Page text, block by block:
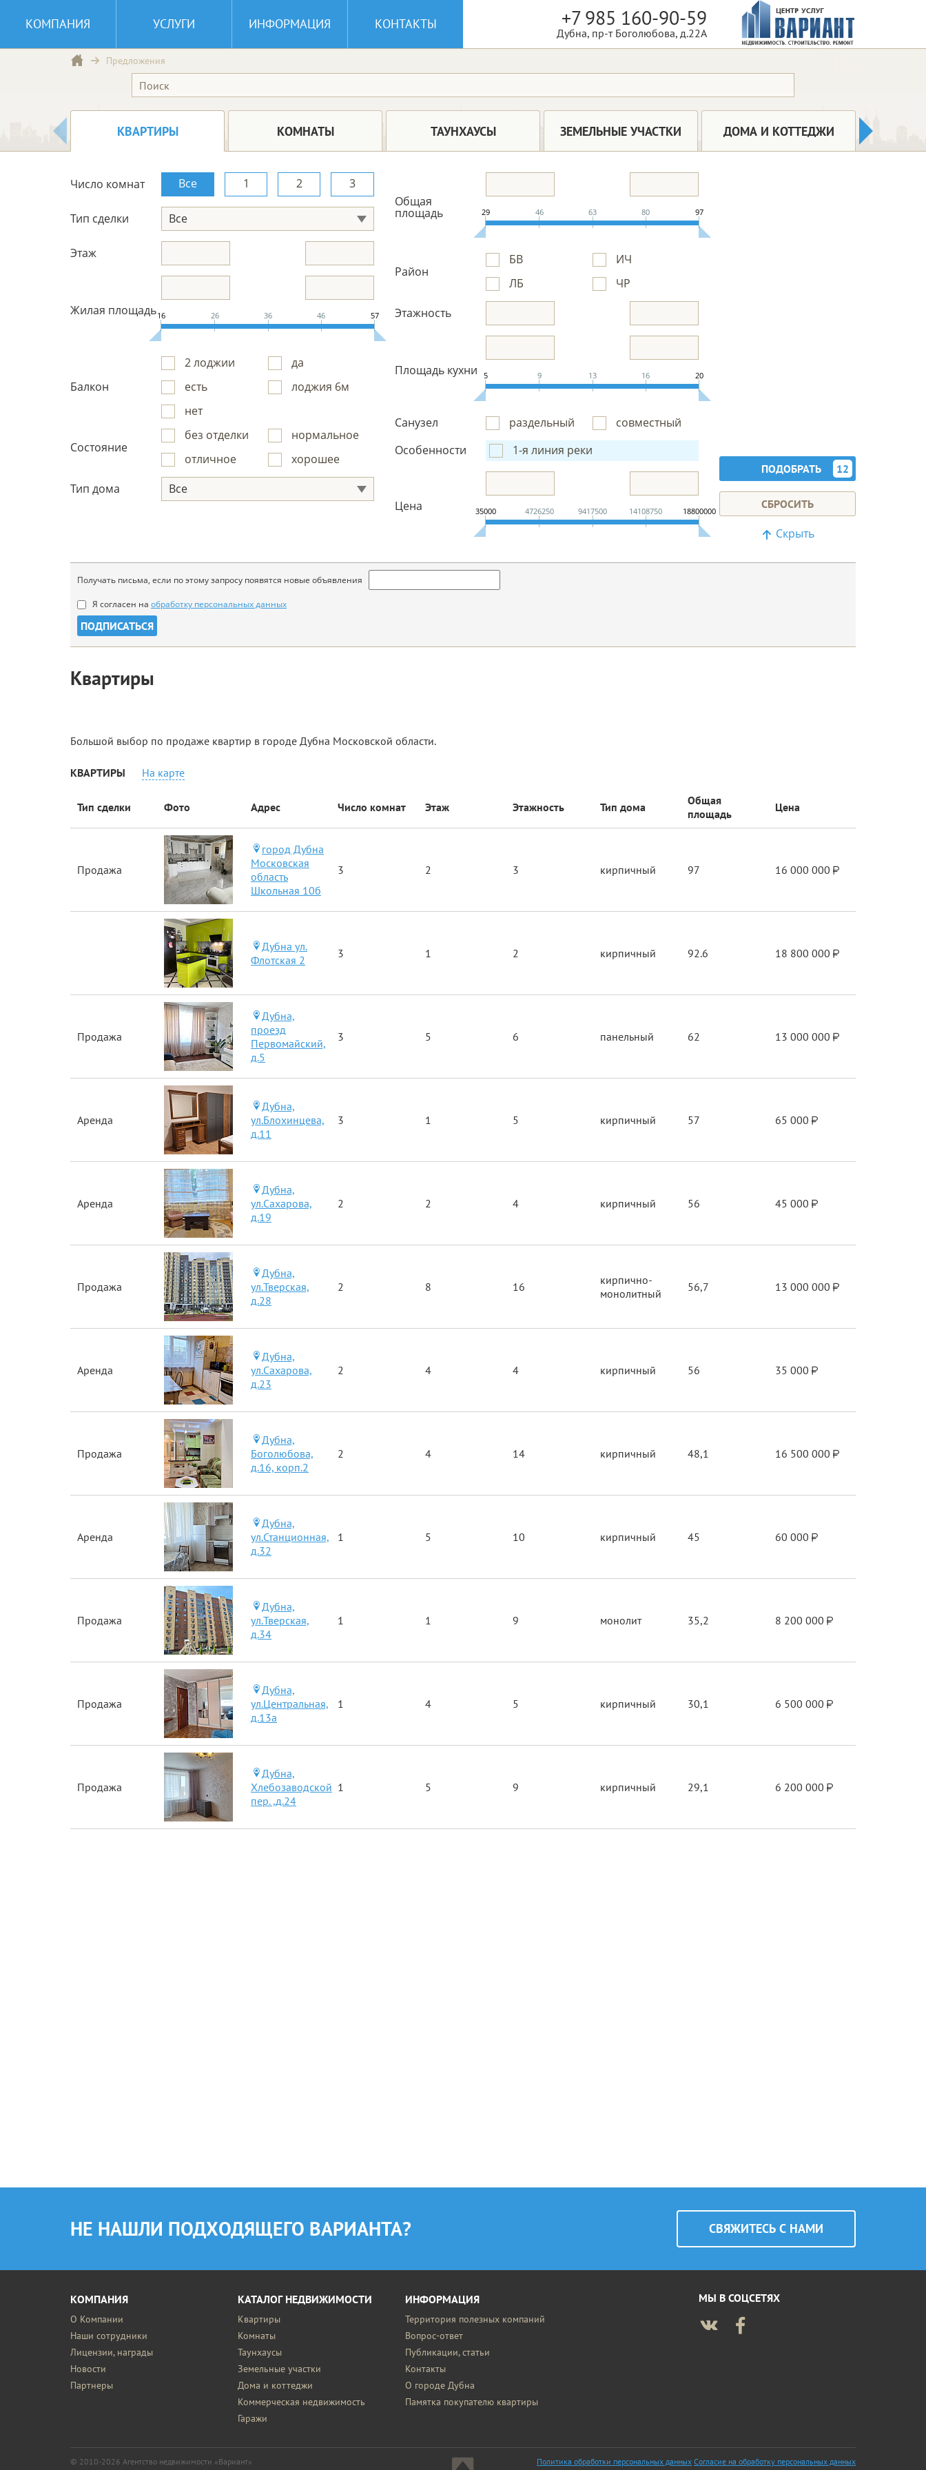
+7 985 160-90-59
Дубна, пр-т Боголюбова, д.22А
КОМПАНИЯ УСЛУГИ ИНФОРМАЦИЯ КОНТАКТЫ
Предложения
КВАРТИРЫ КОМНАТЫ ТАУНХАУСЫ ЗЕМЕЛЬНЫЕ УЧАСТКИ ДОМА И КОТТЕДЖИ
Число комнат Все 1 2 3
Тип сделки Все
Этаж
Жилая площадь16 26 36 46 57
Балкон
2 лоджии
есть
нет
да
лоджия 6м
Состояние
без отделки
отличное
нормальное
хорошее
Тип дома
Все
Общая
площадь 29 46 63 80 97
Район
БВ
ЛБ
ИЧ
ЧР
Этажность
Площадь кухни 5 9 13 16 20
Санузел раздельный
совместный
Особенности
1-я линия реки
Цена 35000 4726250 9417500 14108750 18800000
ПОДОБРАТЬ 12
СБРОСИТЬ
Скрыть
Получать письма, если по этому запросу появятся новые объявления
Я согласен на обработку персональных данных
Квартиры
Большой выбор по продаже квартир в городе Дубна Московской области.
КВАРТИРЫ На карте
Тип сделки Фото Адрес Число комнат Этаж Этажность Тип дома
Общая
площадь
Цена
Продажа
город Дубна
Московская
область
Школьная 10б
3 2 3 кирпичный 97 16 000 000
Дубна ул.
Флотская 2
3 1 2 кирпичный 92.6 18 800 000
Продажа
Дубна,
проезд
Первомайский,
д.5
3 5 6 панельный 62 13 000 000
Аренда
Дубна,
ул.Блохинцева,
д.11
3 1 5 кирпичный 57 65 000
Аренда
Дубна,
ул.Сахарова,
д.19
2 2 4 кирпичный 56 45 000
Продажа
Дубна,
ул.Тверская,
д.28
2 8 16
кирпично-
монолитный
56,7 13 000 000
Аренда
Дубна,
ул.Сахарова,
д.23
2 4 4 кирпичный 56 35 000
Продажа
Дубна,
Боголюбова,
д.16, корп.2
2 4 14 кирпичный 48,1 16 500 000
Аренда
Дубна,
ул.Станционная,
д.32
1 5 10 кирпичный 45 60 000
Продажа
Дубна,
ул.Тверская,
д.34
1 1 9 монолит 35,2 8 200 000
Продажа
Дубна,
ул.Центральная,
д.13а
1 4 5 кирпичный 30,1 6 500 000
Продажа
Дубна,
Хлебозаводской
пер. ,д.24
1 5 9 кирпичный 29,1 6 200 000
НЕ НАШЛИ ПОДХОДЯЩЕГО ВАРИАНТА? CВЯЖИТЕСЬ С НАМИ
КОМПАНИЯ
О Компании
Наши сотрудники
Лицензии, награды
Новости
Партнеры
КАТАЛОГ НЕДВИЖИМОСТИ
Квартиры
Комнаты
Таунхаусы
Земельные участки
Дома и коттеджи
Коммерческая недвижимость
Гаражи
ИНФОРМАЦИЯ
Территория полезных компаний
Вопрос-ответ
Публикации, статьи
Контакты
О городе Дубна
Памятка покупателю квартиры
МЫ В СОЦСЕТЯХ
© 2010-2026 Агентство недвижимости «Вариант» Политика обработки персональных данных Согласие на обработку персональных данных